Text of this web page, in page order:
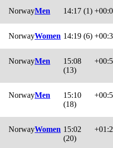
NorwayMen 14:17 (1)
NorwayWomen 14:19 (6)
NorwayMen
15:08
(13)
NorwayMen
15:10
(18)
NorwayWomen 15:02
(20)